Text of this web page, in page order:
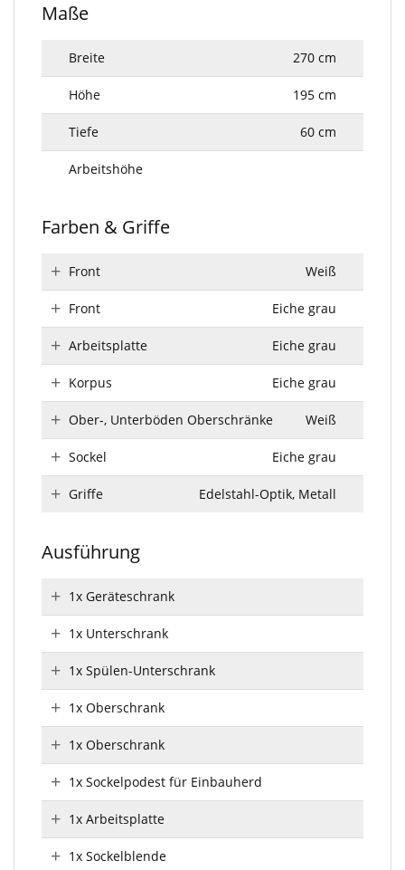
Maße
Breite 270 cm
Höhe 195 cm
Tiefe 60 cm
Arbeitshöhe
Farben & Griffe
Front Weiß
Front Eiche grau
Arbeitsplatte Eiche grau
Korpus Eiche grau
Ober-, Unterböden Oberschränke Weiß
Sockel Eiche grau
Griffe Edelstahl-Optik, Metall
Ausführung
1x Geräteschrank
1x Unterschrank
1x Spülen-Unterschrank
1x Oberschrank
1x Oberschrank
1x Sockelpodest für Einbauherd
1x Arbeitsplatte
1x Sockelblende